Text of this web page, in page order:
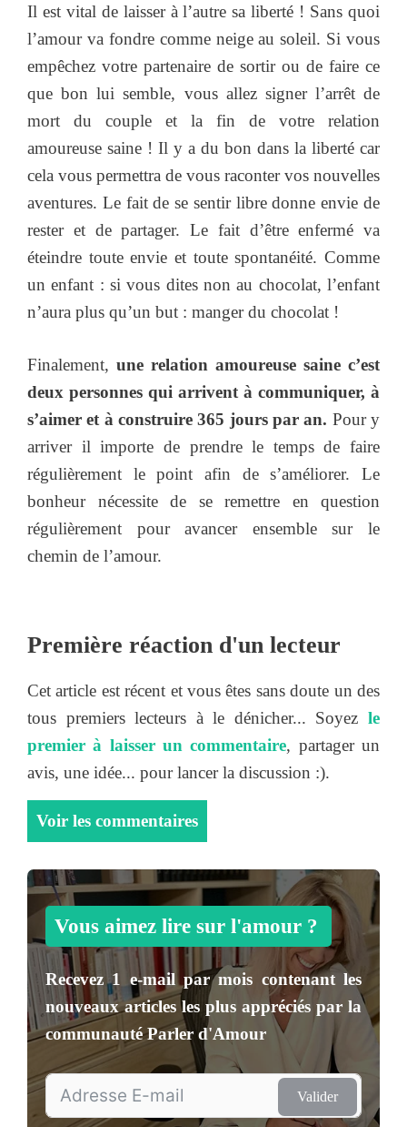
Il est vital de laisser à l’autre sa liberté ! Sans quoi
l’amour va fondre comme neige au soleil. Si vous
empêchez votre partenaire de sortir ou de faire ce
que bon lui semble, vous allez signer l’arrêt de
mort du couple et la fin de votre relation
amoureuse saine ! Il y a du bon dans la liberté car
cela vous permettra de vous raconter vos nouvelles
aventures. Le fait de se sentir libre donne envie de
rester et de partager. Le fait d’être enfermé va
éteindre toute envie et toute spontanéité. Comme
un enfant : si vous dites non au chocolat, l’enfant
n’aura plus qu’un but : manger du chocolat !
Finalement, une relation amoureuse saine c’est
deux personnes qui arrivent à communiquer, à
s’aimer et à construire 365 jours par an. Pour y
arriver il importe de prendre le temps de faire
régulièrement le point afin de s’améliorer. Le
bonheur nécessite de se remettre en question
régulièrement pour avancer ensemble sur le
chemin de l’amour.
Première réaction d'un lecteur
Cet article est récent et vous êtes sans doute un des
tous premiers lecteurs à le dénicher... Soyez le
premier à laisser un commentaire, partager un
avis, une idée... pour lancer la discussion :).
Voir les commentaires
Vous aimez lire sur l'amour ?
Recevez1 e-mail par mois contenant les
nouveaux articles les plus appréciés par la
communautéParler d'Amour
Valider